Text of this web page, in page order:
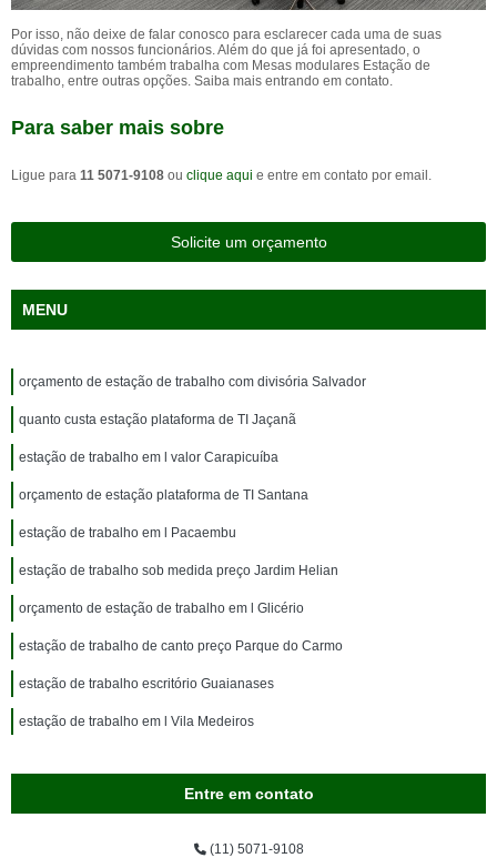
Por isso, não deixe de falar conosco para esclarecer cada uma de suas
dúvidas com nossos funcionários. Além do que já foi apresentado, o
empreendimento também trabalha com Mesas modulares Estação de
trabalho, entre outras opções. Saiba mais entrando em contato.
Para saber mais sobre
Ligue para 11 5071-9108 ou clique aqui e entre em contato por email.
Solicite um orçamento
MENU
orçamento de estação de trabalho com divisória Salvador
quanto custa estação plataforma de TI Jaçanã
estação de trabalho em l valor Carapicuíba
orçamento de estação plataforma de TI Santana
estação de trabalho em l Pacaembu
estação de trabalho sob medida preço Jardim Helian
orçamento de estação de trabalho em l Glicério
estação de trabalho de canto preço Parque do Carmo
estação de trabalho escritório Guaianases
estação de trabalho em l Vila Medeiros
Entre em contato
(11) 5071-9108